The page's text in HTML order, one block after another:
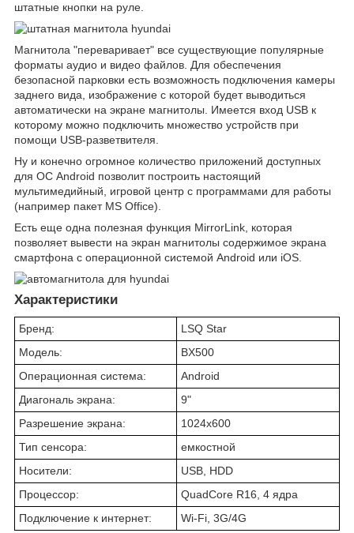
штатные кнопки на руле.
Магнитола "переваривает" все существующие популярные
форматы аудио и видео файлов. Для обеспечения
безопасной парковки есть возможность подключения камеры
заднего вида, изображение с которой будет выводиться
автоматически на экране магнитолы. Имеется вход USB к
которому можно подключить множество устройств при
помощи USB-разветвителя.
Ну и конечно огромное количество приложений доступных
для ОС Android позволит построить настоящий
мультимедийный, игровой центр с программами для работы
(например пакет MS Office).
Есть еще одна полезная функция MirrorLink, которая
позволяет вывести на экран магнитолы содержимое экрана
смартфона с операционной системой Android или iOS.
Характеристики
Бренд:
LSQ Star
Модель:
BX500
Операционная система:
Android
Диагональ экрана:
9"
Разрешение экрана:
1024x600
Тип сенсора:
емкостной
Носители:
USB, HDD
Процессор:
QuadCore R16, 4 ядра
Подключение к интернет:
Wi-Fi, 3G/4G